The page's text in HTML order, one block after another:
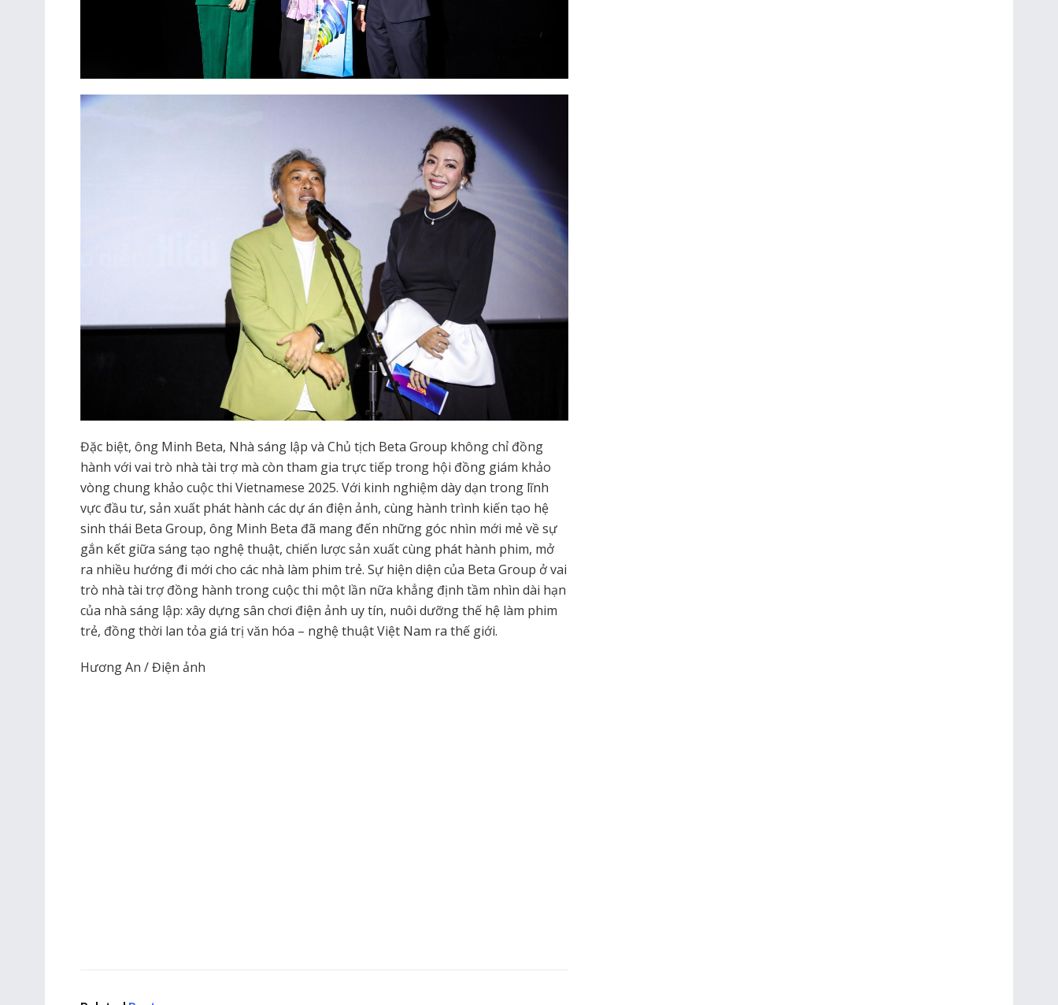
Đặc biệt, ông Minh Beta, Nhà sáng lập và Chủ tịch Beta Group không chỉ đồng
hành với vai trò nhà tài trợ mà còn tham gia trực tiếp trong hội đồng giám khảo
vòng chung khảo cuộc thi Vietnamese 2025. Với kinh nghiệm dày dạn trong lĩnh
vực đầu tư, sản xuất phát hành các dự án điện ảnh, cùng hành trình kiến tạo hệ
sinh thái Beta Group, ông Minh Beta đã mang đến những góc nhìn mới mẻ về sự
gắn kết giữa sáng tạo nghệ thuật, chiến lược sản xuất cùng phát hành phim, mở
ra nhiều hướng đi mới cho các nhà làm phim trẻ. Sự hiện diện của Beta Group ở vai
trò nhà tài trợ đồng hành trong cuộc thi một lần nữa khẳng định tầm nhìn dài hạn
của nhà sáng lập: xây dựng sân chơi điện ảnh uy tín, nuôi dưỡng thế hệ làm phim
trẻ, đồng thời lan tỏa giá trị văn hóa – nghệ thuật Việt Nam ra thế giới.
Hương An / Điện ảnh